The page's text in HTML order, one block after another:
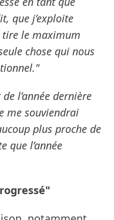
que j’exploite
tire le maximum
chose qui nous
l’année dernière
me souviendrai
plus proche de
que l’année